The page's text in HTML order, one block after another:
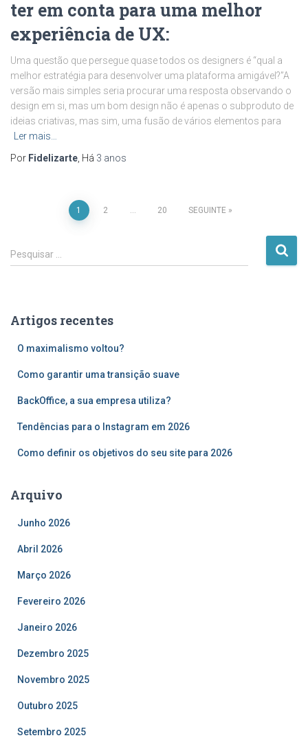
ter em conta para uma melhor
experiência de UX:
Uma questão que persegue quase todos os designers é “qual a
melhor estratégia para desenvolver uma plataforma amigável?”A
versão mais simples seria procurar uma resposta observando o
design em si, mas um bom design não é apenas o subproduto de
ideias criativas, mas sim, uma fusão de vários elementos para
Ler mais…
Por Fidelizarte , Há 3 anos
Paginação
dos
1 2 20 SEGUINTE
P
e
i
Pesquisar …
Artigos recentes
O maximalismo voltou?
Como garantir uma transição suave
BackOffice, a sua empresa utiliza?
Tendências para o Instagram em 2026
Como definir os objetivos do seu site para 2026
Arquivo
Junho 2026
Abril 2026
Março 2026
Fevereiro 2026
Janeiro 2026
Dezembro 2025
Novembro 2025
Outubro 2025
Setembro 2025